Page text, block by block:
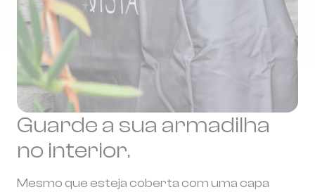
Guarde a sua armadilha
no interior.
Mesmo que esteja coberta com uma capa